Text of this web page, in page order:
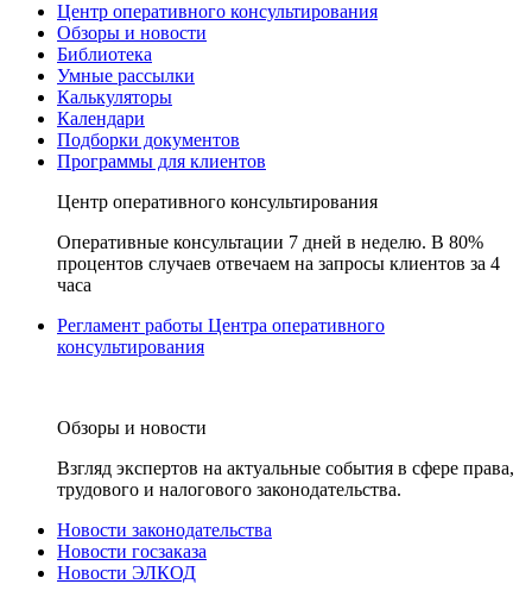
Центр оперативного консультирования
Обзоры и новости
Библиотека
Умные рассылки
Калькуляторы
Календари
Подборки документов
Программы для клиентов
Центр оперативного консультирования
Оперативные консультации 7 дней в неделю. В 80%
процентов случаев отвечаем на запросы клиентов за 4
часа
Регламент работы Центра оперативного
консультирования
Обзоры и новости
Взгляд экспертов на актуальные события в сфере права,
трудового и налогового законодательства.
Новости законодательства
Новости госзаказа
Новости ЭЛКОД